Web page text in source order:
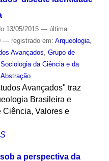
13/05/2015 — última
— registrado em: Arqueologia,
Avançados, Grupo de
da Ciência e da
Abstração
Avançados" traz
Brasileira e
Ciência, Valores e
a perspectiva da